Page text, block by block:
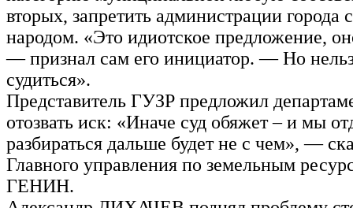
вторых, запретить администрации города
народом. «Это идиотское предложение,
— признал сам его инициатор. — Но
судиться».
Представитель ГУЗР предложил
отозвать иск: «Иначе суд обяжет – и мы
разбираться дальше будет не с чем», —
Главного управления по земельным
ГЕНИН.